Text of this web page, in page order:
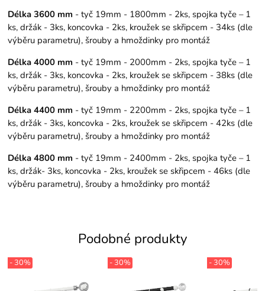
Délka 3600 mm - tyč 19mm - 1800mm - 2ks, spojka tyče – 1
ks, držák - 3ks, koncovka - 2ks, kroužek se skřipcem - 34ks (dle
výběru parametru), šrouby a hmoždinky pro montáž
Délka 4000 mm - tyč 19mm - 2000mm - 2ks, spojka tyče – 1
ks, držák - 3ks, koncovka - 2ks, kroužek se skřipcem - 38ks (dle
výběru parametru), šrouby a hmoždinky pro montáž
Délka 4400 mm - tyč 19mm - 2200mm - 2ks, spojka tyče – 1
ks, držák - 3ks, koncovka - 2ks, kroužek se skřipcem - 42ks (dle
výběru parametru), šrouby a hmoždinky pro montáž
Délka 4800 mm - tyč 19mm - 2400mm - 2ks, spojka tyče – 1
ks, držák- 3ks, koncovka - 2ks, kroužek se skřipcem - 46ks (dle
výběru parametru), šrouby a hmoždinky pro montáž
Podobné produkty
- 30% - 30% - 30%